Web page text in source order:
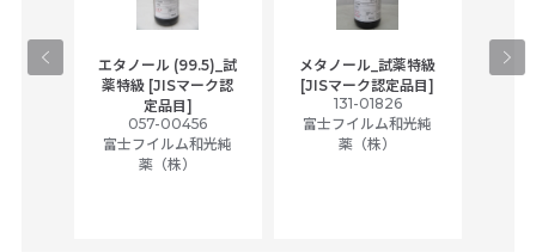
エタノール (99.5)_試
薬特級 [JISマーク認
定品目]
057-00456
富士フイルム和光純
薬（株）
メタノール_試薬特級
[JISマーク認定品目]
131-01826
富士フイルム和光純
薬（株）
ア